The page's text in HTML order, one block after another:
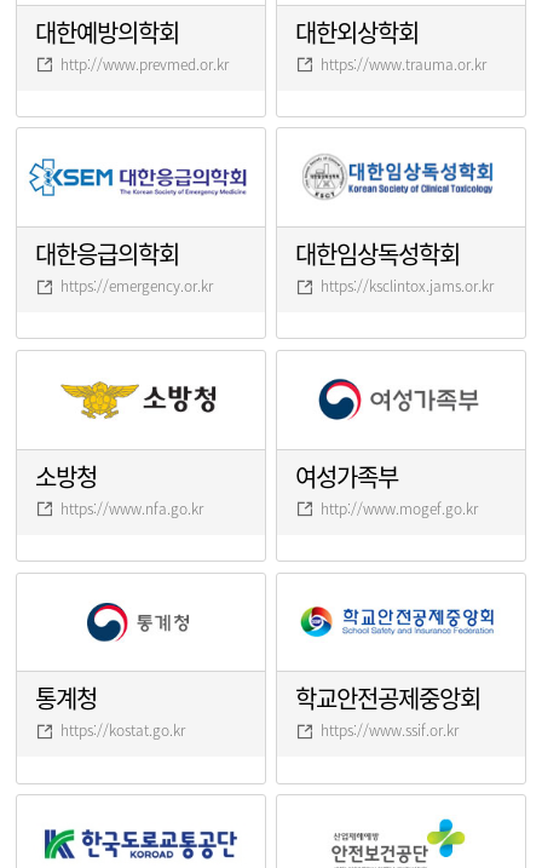
대한예방의학회
http://www.prevmed.or.kr
대한외상학회
https://www.trauma.or.kr
대한응급의학회
https://emergency.or.kr
대한임상독성학회
https://ksclintox.jams.or.kr
소방청
https://www.nfa.go.kr
여성가족부
http://www.mogef.go.kr
통계청
https://kostat.go.kr
학교안전공제중앙회
https://www.ssif.or.kr